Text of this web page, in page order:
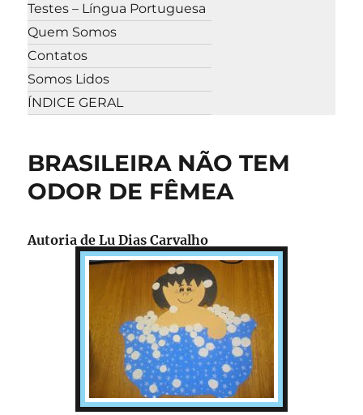
Testes – Língua Portuguesa
Quem Somos
Contatos
Somos Lidos
ÍNDICE GERAL
BRASILEIRA NÃO TEM
ODOR DE FÊMEA
Autoria deLu Dias Carvalho